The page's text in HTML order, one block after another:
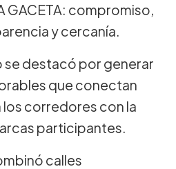
GACETA: compromiso,
y cercanía.
se destacó por generar
que conectan
corredores con la
participantes.
calles